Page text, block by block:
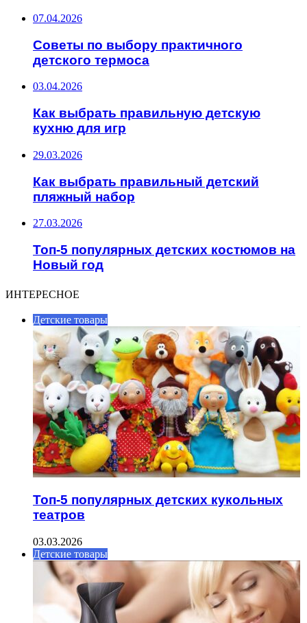
07.04.2026
Советы по выбору практичного
детского термоса
03.04.2026
Как выбрать правильную детскую
кухню для игр
29.03.2026
Как выбрать правильный детский
пляжный набор
27.03.2026
Топ-5 популярных детских костюмов на
Новый год
ИНТЕРЕСНОЕ
Детские товары
Топ-5 популярных детских кукольных
театров
03.03.2026
Детские товары